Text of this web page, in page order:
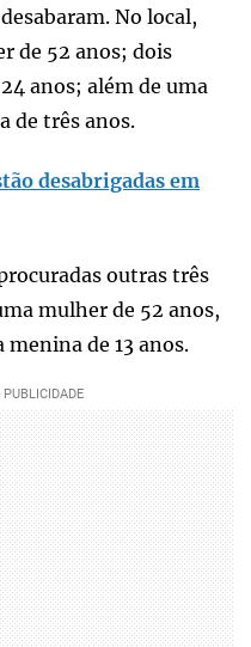
No local,
de 52 anos; dois
anos; além de uma
de três anos.
desabrigadas em
outras três
mulher de 52 anos,
menina de 13 anos.